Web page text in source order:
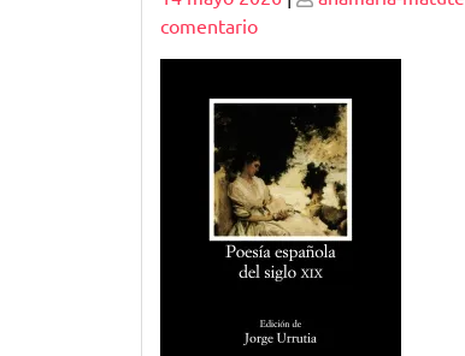
comentarioen
Voces
Poetas
Emblemáticos
de
la
Literatura
Española